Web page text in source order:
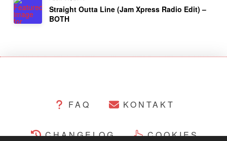
Straight Outta Line (Jam Xpress Radio Edit) –
BOTH
FAQ KONTAKT
CHANGELOG COOKIES